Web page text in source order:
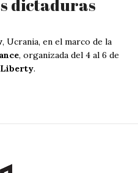
dictaduras
, Ucrania, en el marco de la
, organizada del 4 al 6 de
.